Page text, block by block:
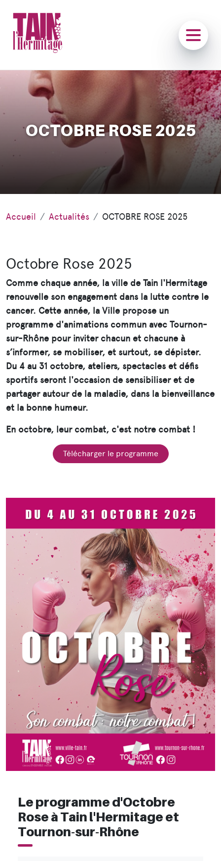
OCTOBRE ROSE 2025
Accueil Actualités OCTOBRE ROSE 2025
Octobre Rose 2025
Comme chaque année, la ville de Tain l'Hermitage
renouvelle son engagement dans la lutte contre le
cancer. Cette année, la Ville propose un
programme d'animations commun avec Tournon-
sur-Rhône pour inviter chacun et chacune à
s’informer, se mobiliser, et surtout, se dépister.
Du 4 au 31 octobre, ateliers, spectacles et défis
sportifs seront l'occasion de sensibiliser et de
partager autour de la maladie, dans la bienveillance
et la bonne humeur.
En octobre, leur combat, c'est notre combat !
Télécharger le programme
Le programme d'Octobre
Rose à Tain l'Hermitage et
Tournon-sur-Rhône